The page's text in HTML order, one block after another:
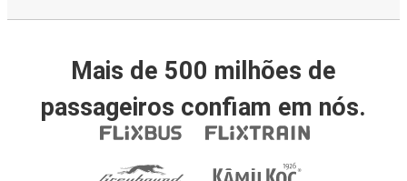
Mais de 500 milhões de
passageiros confiam em nós.